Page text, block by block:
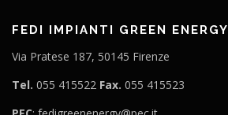
FEDI IMPIANTI GREEN ENERGY
Via Pratese 187, 50145 Firenze
Tel. 055 415522 Fax. 055 415523